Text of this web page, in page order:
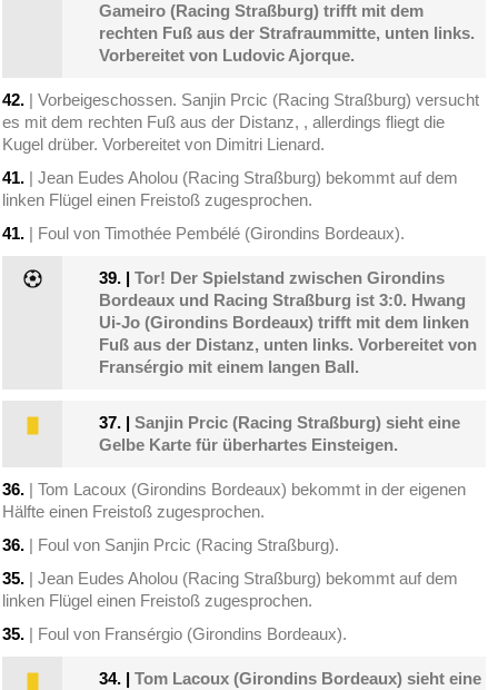
Gameiro (Racing Straßburg) trifft mit dem
rechten Fuß aus der Strafraummitte, unten links.
Vorbereitet von Ludovic Ajorque.
42. | Vorbeigeschossen. Sanjin Prcic (Racing Straßburg) versucht
es mit dem rechten Fuß aus der Distanz, , allerdings fliegt die
Kugel drüber. Vorbereitet von Dimitri Lienard.
41. | Jean Eudes Aholou (Racing Straßburg) bekommt auf dem
linken Flügel einen Freistoß zugesprochen.
41. | Foul von Timothée Pembélé (Girondins Bordeaux).
39. |Tor! Der Spielstand zwischen Girondins
Bordeaux und Racing Straßburg ist 3:0. Hwang
Ui-Jo (Girondins Bordeaux) trifft mit dem linken
Fuß aus der Distanz, unten links. Vorbereitet von
Fransérgio mit einem langen Ball.
37. |Sanjin Prcic (Racing Straßburg) sieht eine
Gelbe Karte für überhartes Einsteigen.
36. | Tom Lacoux (Girondins Bordeaux) bekommt in der eigenen
Hälfte einen Freistoß zugesprochen.
36. | Foul von Sanjin Prcic (Racing Straßburg).
35. | Jean Eudes Aholou (Racing Straßburg) bekommt auf dem
linken Flügel einen Freistoß zugesprochen.
35. | Foul von Fransérgio (Girondins Bordeaux).
34. |Tom Lacoux (Girondins Bordeaux) sieht eine